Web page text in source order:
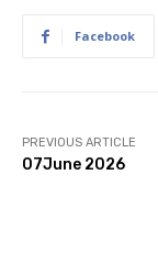
Facebook
PREVIOUS ARTICLE
07June 2026